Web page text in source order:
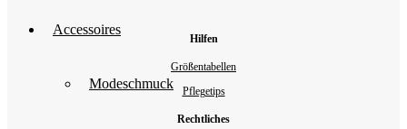
Accessoires
Modeschmuck
Hilfen
Größentabellen
Pflegetips
Rechtliches